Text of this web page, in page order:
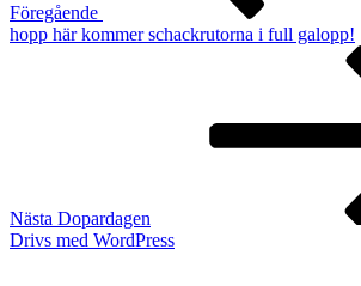
Föregående
hopp här kommer schackrutorna i full galopp!
Nästa Dopardagen
Drivs med WordPress